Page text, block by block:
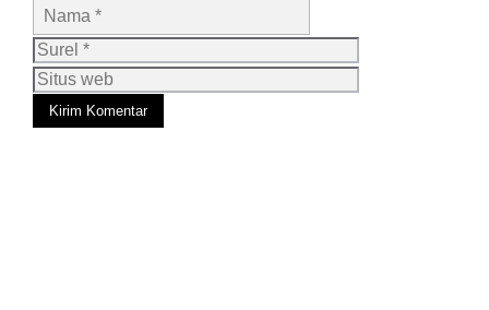
Nama
Surel
Situs
web